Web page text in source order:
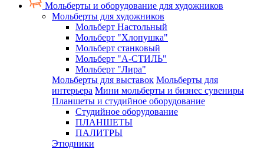
Мольберты и оборудование для художников
Мольберты для художников
Мольберт Настольный
Мольберт "Хлопушка"
Мольберт станковый
Мольберт "А-СТИЛЬ"
Мольберт "Лира"
Мольберты для выставок Мольберты для
интерьера Мини мольберты и бизнес сувениры
Планшеты и студийное оборудование
Студийное оборудование
ПЛАНШЕТЫ
ПАЛИТРЫ
Этюдники